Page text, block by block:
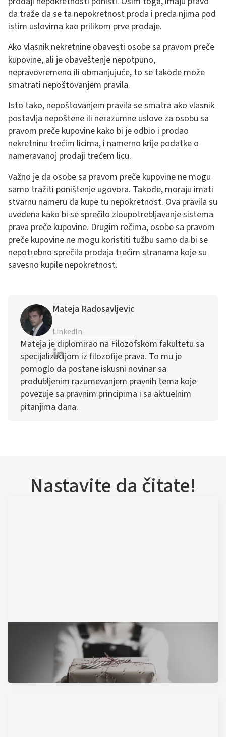
da traže da se ta nepokretnost proda i preda njima pod
istim uslovima kao prilikom prve prodaje.
Ako vlasnik nekretnine obavesti osobe sa pravom preče
kupovine, ali je obaveštenje nepotpuno,
nepravovremeno ili obmanjujuće, to se takođe može
smatrati nepoštovanjem pravila.
Isto tako, nepoštovanjem pravila se smatra ako vlasnik
postavlja nepoštene ili nerazumne uslove za osobu sa
pravom preče kupovine kako bi je odbio i prodao
nekretninu trećim licima, i namerno krije podatke o
nameravanoj prodaji trećem licu.
Važno je da osobe sa pravom preče kupovine ne mogu
samo tražiti poništenje ugovora. Takođe, moraju imati
stvarnu nameru da kupe tu nepokretnost. Ova pravila su
uvedena kako bi se sprečilo zloupotrebljavanje sistema
prava preče kupovine. Drugim rečima, osobe sa pravom
preče kupovine ne mogu koristiti tužbu samo da bi se
nepotrebno sprečila prodaja trećim stranama koje su
savesno kupile nepokretnost.
Mateja Radosavljevic
LinkedIn
Mateja je diplomirao na Filozofskom fakultetu sa
specijalizacijom iz filozofije prava. To mu je
pomoglo da postane iskusni novinar sa
produbljenim razumevanjem pravnih tema koje
povezuje sa pravnim principima i sa aktuelnim
pitanjima dana.
Nastavite da čitate!
December 1, 2025
Ugovor o poklonu
Pročitajte Artikal